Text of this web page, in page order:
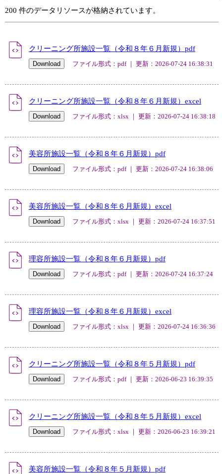
200 件のデータリソースが格納されています。
クリーニング所施設一覧（令和８年６月新規）pdf
ファイル形式：pdf ｜ 更新：2026-07-24 16:38:31
クリーニング所施設一覧（令和８年６月新規）excel
ファイル形式：xlsx ｜ 更新：2026-07-24 16:38:18
美容所施設一覧（令和８年６月新規）pdf
ファイル形式：pdf ｜ 更新：2026-07-24 16:38:06
美容所施設一覧（令和８年６月新規）excel
ファイル形式：xlsx ｜ 更新：2026-07-24 16:37:51
理容所施設一覧（令和８年６月新規）pdf
ファイル形式：pdf ｜ 更新：2026-07-24 16:37:24
理容所施設一覧（令和８年６月新規）excel
ファイル形式：xlsx ｜ 更新：2026-07-24 16:36:36
クリーニング所施設一覧（令和８年５月新規）pdf
ファイル形式：pdf ｜ 更新：2026-06-23 16:39:35
クリーニング所施設一覧（令和８年５月新規）excel
ファイル形式：xlsx ｜ 更新：2026-06-23 16:39:21
美容所施設一覧（令和８年５月新規）pdf